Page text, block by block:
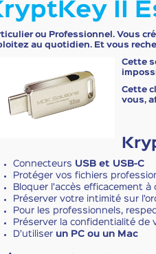
II
ou Professionnel. Vous
au quotidien. Et vous
Cette
Cette
vous,
Connecteurs USB et USB-C
Protéger vos fichiers
Bloquer l’accès efficacement
Préserver votre intimité sur
Pour les professionnels,
Préserver la confidentialité de
D’utiliser un PC ou un Mac